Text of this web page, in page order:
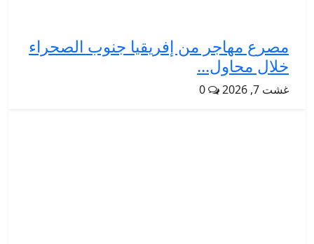
مصرع مهاجر من إفريقيا جنوب الصحراء
خلال محاول...
غشت 7, 2026 0